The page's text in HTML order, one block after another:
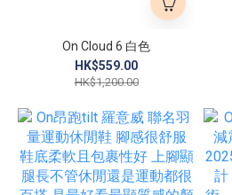
On Cloud 6 白色
HK$559.00
HK$1,200.00